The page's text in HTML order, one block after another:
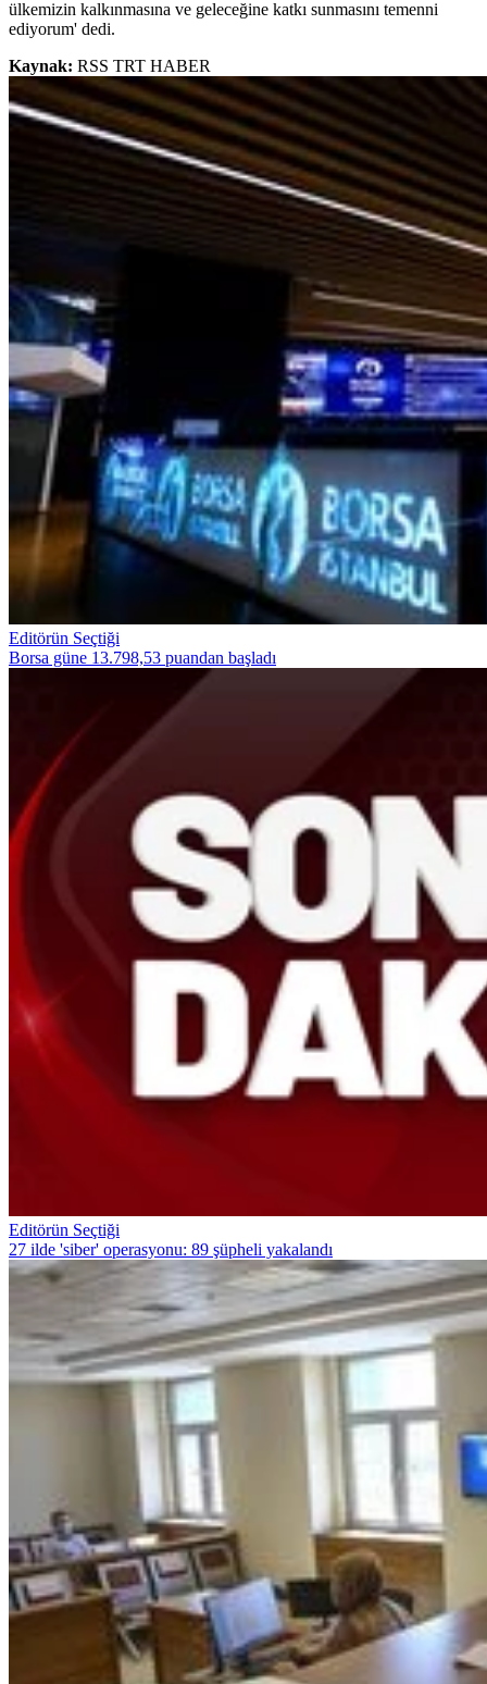
ülkemizin kalkınmasına ve geleceğine katkı sunmasını temenni
ediyorum' dedi.
Kaynak: RSS TRT HABER
Editörün Seçtiği
Borsa güne 13.798,53 puandan başladı
Editörün Seçtiği
27 ilde 'siber' operasyonu: 89 şüpheli yakalandı